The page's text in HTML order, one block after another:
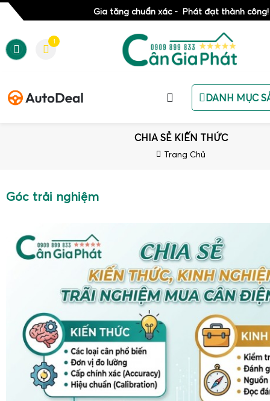
Gia tăng chuẩn xác - Phát đạt thành công!
1
DANH MỤC
CHIA SẺ KIẾN THỨC
Trang Chủ
Góc trải nghiệm